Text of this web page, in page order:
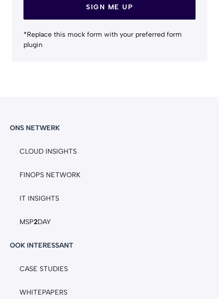
SIGN ME UP
*Replace this mock form with your preferred form
plugin
ONS NETWERK
CLOUD INSIGHTS
FINOPS NETWORK
IT INSIGHTS
MSP2DAY
OOK INTERESSANT
CASE STUDIES
WHITEPAPERS